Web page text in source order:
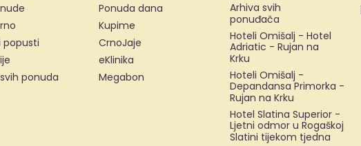
popusti
ponuda
Ponuda dana
Kupime
CrnoJaje
eKlinika
Megabon
Arhiva svih
ponuđača
Hoteli Omišalj - Hotel
Adriatic - Rujan na
Krku
Hoteli Omišalj -
Depandansa Primorka -
Rujan na Krku
Hotel Slatina Superior -
Ljetni odmor u Rogaškoj
Slatini tijekom tjedna